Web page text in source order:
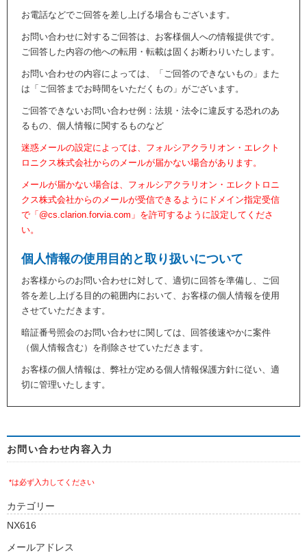
お電話などでご回答を差し上げる場合もございます。
お問い合わせに対するご回答は、お客様個人への情報提供です。
ご回答した内容の他への転用・転載は固くお断わりいたします。
お問い合わせの内容によっては、「ご回答のできないもの」また
は「ご回答までお時間をいただくもの」がございます。
ご回答できないお問い合わせ例：法規・法令に違反する恐れのあ
るもの、個人情報に関するものなど
迷惑メールの設定によっては、フォルシアクラリオン・エレクト
ロニクス株式会社からのメールが届かない場合があります。
メールが届かない場合は、フォルシアクラリオン・エレクトロニ
クス株式会社からのメールが受信できるようにドメイン指定受信
で「@cs.clarion.forvia.com」を許可するように設定してくださ
い。
個人情報の使用目的と取り扱いについて
お客様からのお問い合わせに対して、適切に回答を準備し、ご回
答を差し上げる目的の範囲内において、お客様の個人情報を使用
させていただきます。
暗証番号照会のお問い合わせに関しては、回答後速やかに案件
（個人情報含む）を削除させていただきます。
お客様の個人情報は、弊社が定める個人情報保護方針に従い、適
切に管理いたします。
お問い合わせ内容入力
*は必ず入力してください
カテゴリー
NX616
メールアドレス